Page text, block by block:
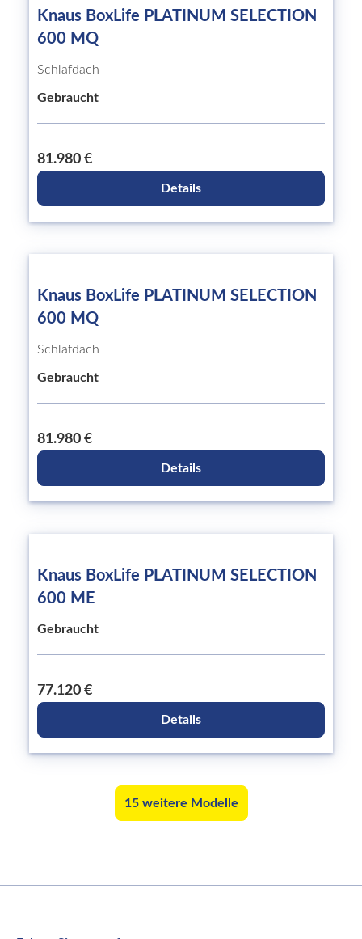
Knaus BoxLife PLATINUM SELECTION
600 MQ
Schlafdach
Gebraucht
81.980 €
Details
Knaus BoxLife PLATINUM SELECTION
600 MQ
Schlafdach
Gebraucht
81.980 €
Details
Knaus BoxLife PLATINUM SELECTION
600 ME
Gebraucht
77.120 €
Details
15 weitere Modelle